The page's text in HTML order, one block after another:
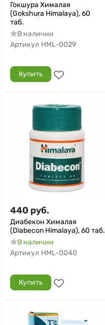
Гокшура Хималая
(Gokshura Himalaya), 60
таб.
В наличии
Артикул HML-0029
Купить
440 руб.
Диабекон Хималая
(Diabecon Himalaya), 60 таб.
В наличии
Артикул HML-0040
Купить